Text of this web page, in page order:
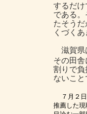
するだけ
である
たそう
くづく
滋賀県
その田舎
割りで負
ないこと
７月２
推薦した